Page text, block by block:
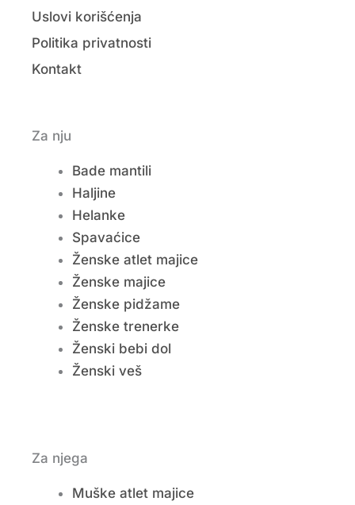
Uslovi korišćenja
Politika privatnosti
Kontakt
Za nju
Bade mantili
Haljine
Helanke
Spavaćice
Ženske atlet majice
Ženske majice
Ženske pidžame
Ženske trenerke
Ženski bebi dol
Ženski veš
Za njega
Muške atlet majice